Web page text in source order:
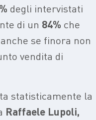
degli intervistati
di un 84% che
se finora non
vendita di
statisticamente la
Raffaele Lupoli,